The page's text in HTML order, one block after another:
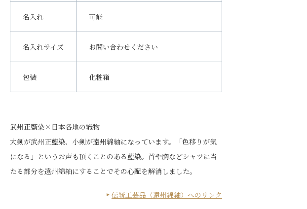
名入れ 可能
名入れサイズ お問い合わせください
包装 化粧箱
武州正藍染×日本各地の織物
大剣が武州正藍染、小剣が遠州綿紬になっています。「色移りが気
になる」というお声も頂くことのある藍染。首や胸などシャツに当
たる部分を遠州綿紬にすることでその心配を解消しました。
伝統工芸品（遠州綿紬）へのリンク